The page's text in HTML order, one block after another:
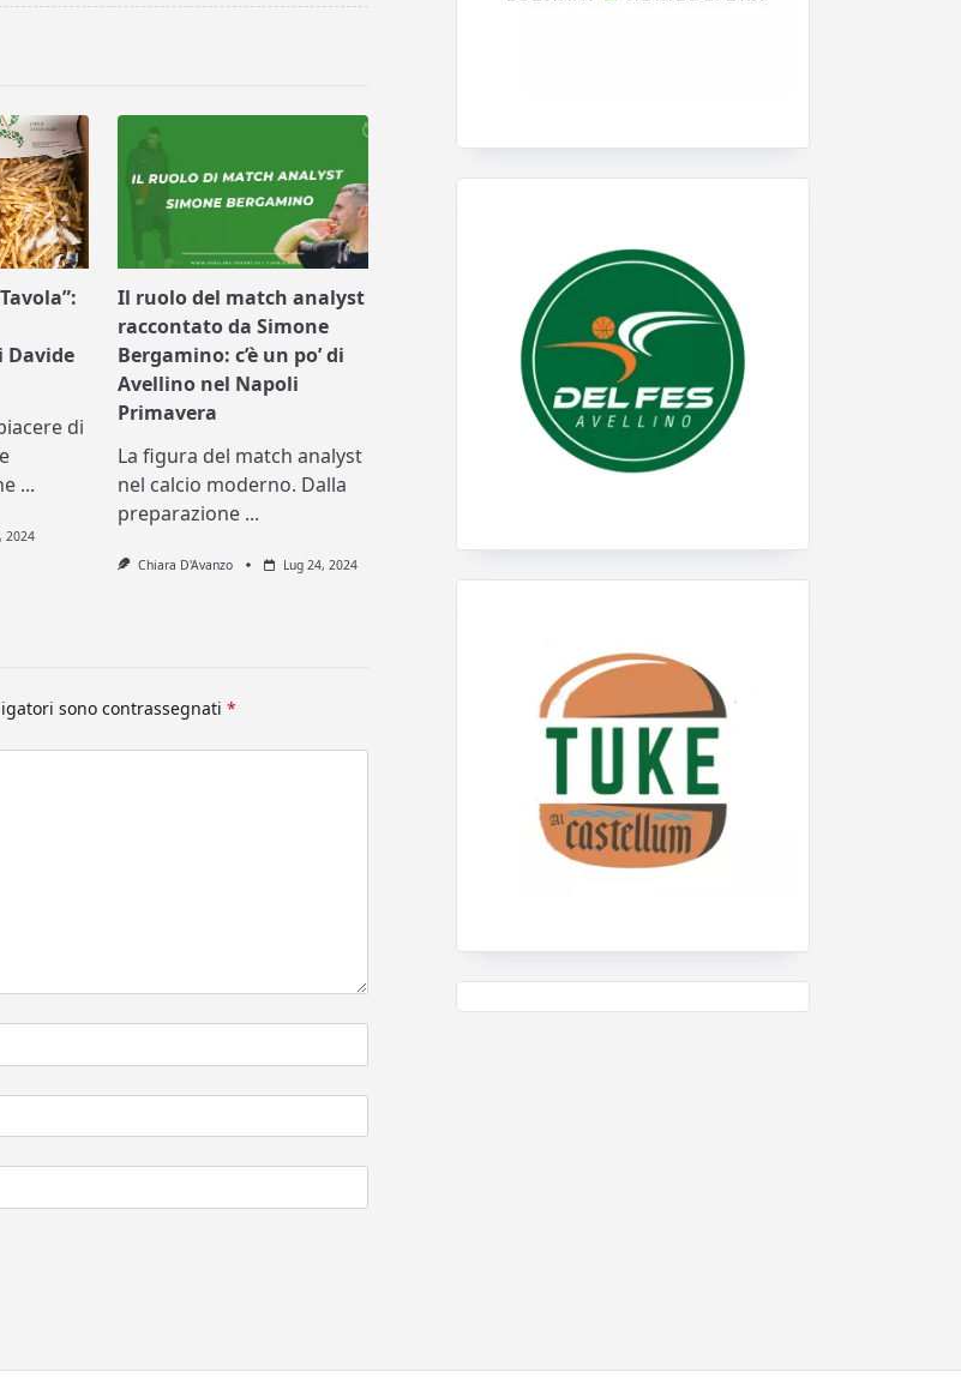
Davide
di
...
2024
Il ruolo del match analyst
raccontato da Simone
Bergamino: c’è un po’ di
Avellino nel Napoli
Primavera
La figura del match analyst
nel calcio moderno. Dalla
preparazione ...
Chiara D'Avanzo Lug 24, 2024
sono contrassegnati*